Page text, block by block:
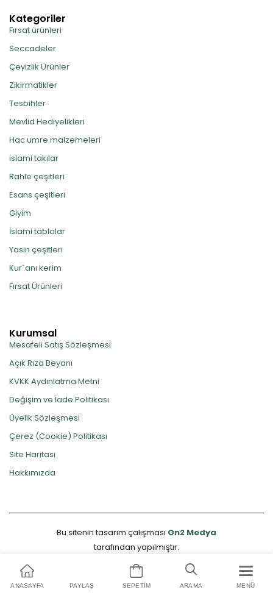
Kategoriler
Fırsat ürünleri
Seccadeler
Çeyizlik Ürünler
Zikirmatikler
Tesbihler
Mevlid Hediyelikleri
Hac umre malzemeleri
islami takılar
Rahle çeşitleri
Esans çeşitleri
Giyim
İslami tablolar
Yasin çeşitleri
Kur`anı kerim
Fırsat Ürünleri
Kurumsal
Mesafeli Satış Sözleşmesi
Açık Rıza Beyanı
KVKK Aydınlatma Metni
Değişim ve İade Politikası
Üyelik Sözleşmesi
Çerez (Cookie) Politikası
Site Haritası
Hakkımızda
Bu sitenin tasarım çalışması On2 Medya
tarafından yapılmıştır.
ANASAYFA PAYLAŞ SEPETIM ARAMA MENÜ